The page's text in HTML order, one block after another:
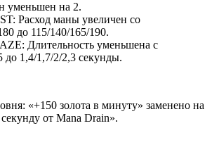
уменьшен на 2.
Расход маны увеличен со
до 115/140/165/190.
Длительность уменьшена с
до 1,4/1,7/2/2,3 секунды.
«+150 золота в минуту» заменено на
от Mana Drain».